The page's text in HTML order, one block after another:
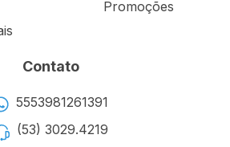
Promoções
Contato
5553981261391
(53) 3029.4219